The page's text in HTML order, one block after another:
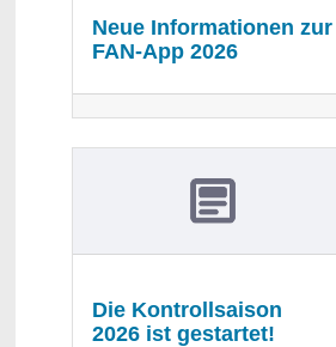
Neue Informationen zur
FAN-App 2026
Die Kontrollsaison
2026 ist gestartet!